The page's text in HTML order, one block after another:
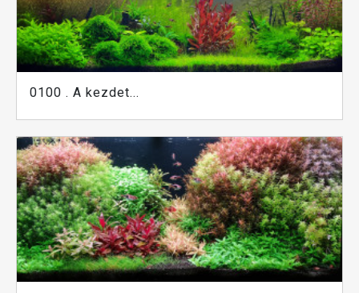
0100 . A kezdet...